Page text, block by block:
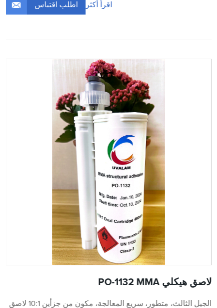
اقرأ أكثر اطلب اقتباس
لاصق هيكلي PO-1132 MMA
الجيل الثالث، متطور، سريع المعالجة، مكون من جزأين 10:1 لاصق